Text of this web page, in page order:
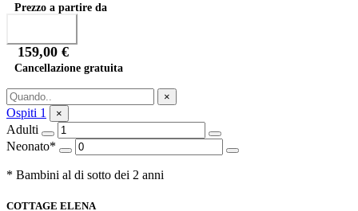
Prezzo a partire da
159,00 €
Cancellazione gratuita
×
Ospiti 1 ×
Adulti
Neonato*
* Bambini al di sotto dei 2 anni
COTTAGE ELENA